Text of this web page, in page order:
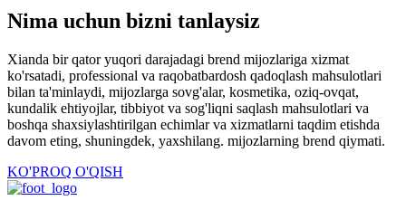
Nima uchun bizni tanlaysiz
Xianda bir qator yuqori darajadagi brend mijozlariga xizmat
ko'rsatadi, professional va raqobatbardosh qadoqlash mahsulotlari
bilan ta'minlaydi, mijozlarga sovg'alar, kosmetika, oziq-ovqat,
kundalik ehtiyojlar, tibbiyot va sog'liqni saqlash mahsulotlari va
boshqa shaxsiylashtirilgan echimlar va xizmatlarni taqdim etishda
davom eting, shuningdek, yaxshilang. mijozlarning brend qiymati.
KO'PROQ O'QISH